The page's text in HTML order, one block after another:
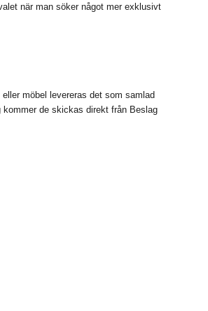
när man söker något mer exklusivt
möbel levereras det som samlad
kommer de skickas direkt från Beslag